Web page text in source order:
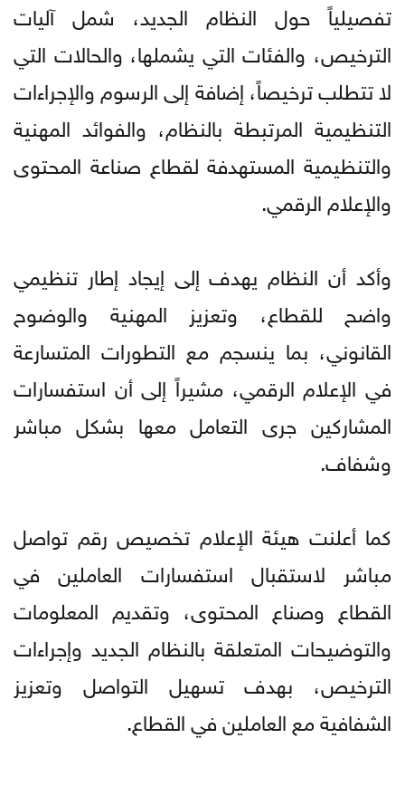
تفصيلياً حول النظام الجديد، شمل آليات
الترخيص، والفئات التي يشملها، والحالات التي
لا تتطلب ترخيصاً، إضافة إلى الرسوم والإجراءات
التنظيمية المرتبطة بالنظام، والفوائد المهنية
والتنظيمية المستهدفة لقطاع صناعة المحتوى
والإعلام الرقمي.
وأكد أن النظام يهدف إلى إيجاد إطار تنظيمي
واضح للقطاع، وتعزيز المهنية والوضوح
القانوني، بما ينسجم مع التطورات المتسارعة
في الإعلام الرقمي، مشيراً إلى أن استفسارات
المشاركين جرى التعامل معها بشكل مباشر
وشفاف.
كما أعلنت هيئة الإعلام تخصيص رقم تواصل
مباشر لاستقبال استفسارات العاملين في
القطاع وصناع المحتوى، وتقديم المعلومات
والتوضيحات المتعلقة بالنظام الجديد وإجراءات
الترخيص، بهدف تسهيل التواصل وتعزيز
الشفافية مع العاملين في القطاع.